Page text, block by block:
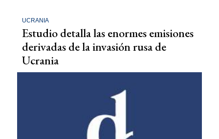
UCRANIA
Estudio detalla las enormes emisiones
derivadas de la invasión rusa de
Ucrania